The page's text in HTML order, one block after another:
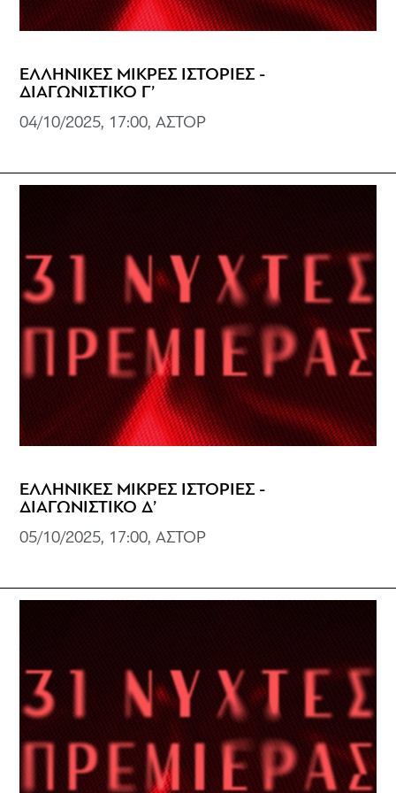
ΕΛΛΗΝΙΚΕΣ ΜΙΚΡΕΣ ΙΣΤΟΡΙΕΣ -
ΔΙΑΓΩΝΙΣΤΙΚΟ Γ’
04/10/2025, 17:00, ΑΣΤΟΡ
ΕΛΛΗΝΙΚΕΣ ΜΙΚΡΕΣ ΙΣΤΟΡΙΕΣ -
ΔΙΑΓΩΝΙΣΤΙΚΟ Δ’
05/10/2025, 17:00, ΑΣΤΟΡ